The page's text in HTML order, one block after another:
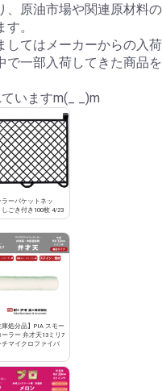
、原油市場や関連原材料の
。
してはメーカーからの入荷
で一部入荷してきた商品を
いますm(_ _)m
ラーバケットネッ
ごき付き100枚 4/23
庫処分品】PIA スモー
ーラー 弁才天13ミリ7
チマイクロファイバ